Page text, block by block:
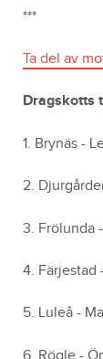
***
Ta del av
Dragskotts
1. Brynäs -
2.
3. Frölunda
4. Färjestad
5. Luleå -